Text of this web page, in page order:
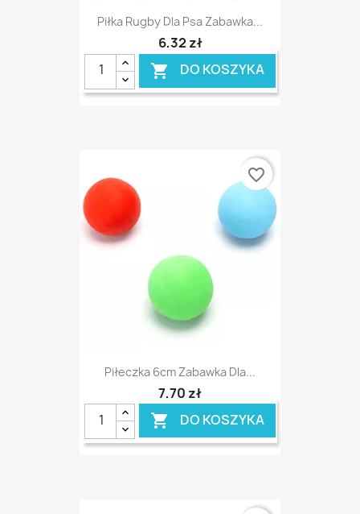
Piłka Rugby Dla Psa Zabawka...
6,32 zł
 DO KOSZYKA
Piłeczka 6cm Zabawka Dla...
7,70 zł
 DO KOSZYKA
favorite_border